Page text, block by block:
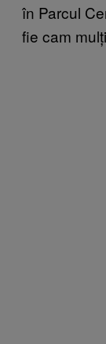
în Parcul
fie cam